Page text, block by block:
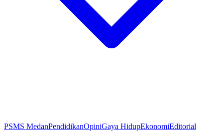
PSMS MedanPendidikanOpiniGaya HidupEkonomiEditorial